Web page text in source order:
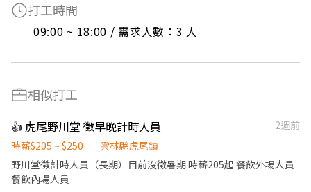
打工時間
09:00 ~ 18:00 / 需求人數：3 人
相似打工
👍 虎尾野川堂 徵早晚計時人員
2週前
時薪$205 ~ $250
雲林縣虎尾鎮
野川堂徵計時人員（長期）目前沒徵暑期 時薪205起 餐飲外場人員
餐飲內場人員